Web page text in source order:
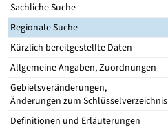
Sachliche Suche
Regionale Suche
Kürzlich bereitgestellte Daten
Allgemeine Angaben, Zuordnungen
Gebietsveränderungen,
Änderungen zum Schlüsselverzeichnis
Definitionen und Erläuterungen